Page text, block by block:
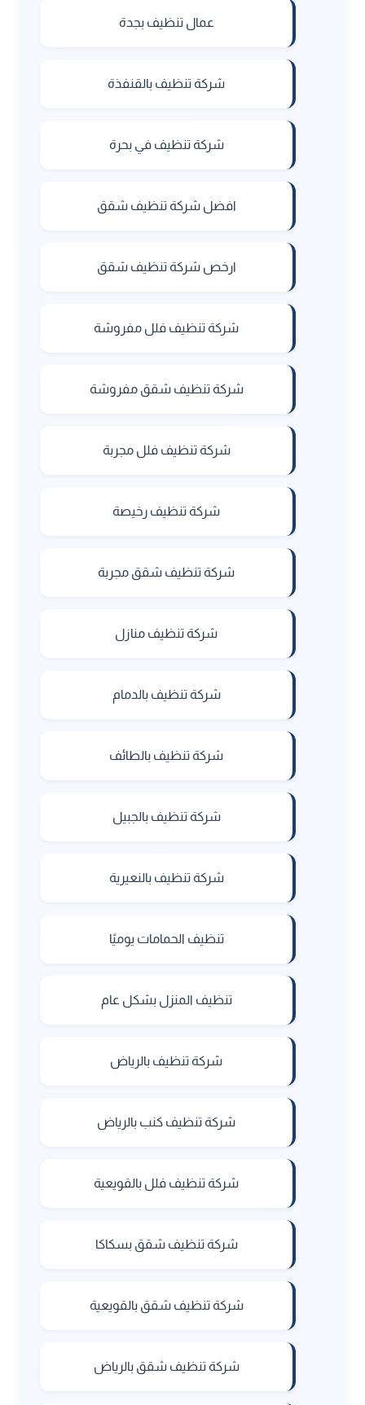
عمال تنظيف بجدة
شركة تنظيف بالقنفذة
شركة تنظيف في بحرة
افضل شركة تنظيف شقق
ارخص شركة تنظيف شقق
شركة تنظيف فلل مفروشة
شركة تنظيف شقق مفروشة
شركة تنظيف فلل مجربة
شركة تنظيف رخيصة
شركة تنظيف شقق مجربة
شركة تنظيف منازل
شركة تنظيف بالدمام
شركة تنظيف بالطائف
شركة تنظيف بالجبيل
شركة تنظيف بالنعيرية
تنظيف الحمامات يوميًا
تنظيف المنزل بشكل عام
شركة تنظيف بالرياض
شركة تنظيف كنب بالرياض
شركة تنظيف فلل بالقويعية
شركة تنظيف شقق بسكاكا
شركة تنظيف شقق بالقويعية
شركة تنظيف شقق بالرياض